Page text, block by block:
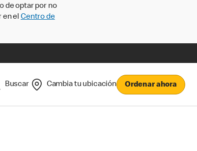
de optar por no
en el Centro de
Buscar Cambia tu ubicación Ordenar ahora